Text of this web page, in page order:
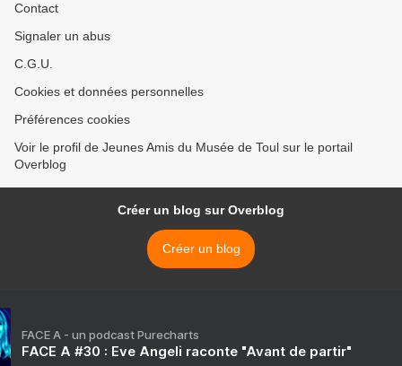
Contact
Signaler un abus
C.G.U.
Cookies et données personnelles
Préférences cookies
Voir le profil de Jeunes Amis du Musée de Toul sur le portail
Overblog
Créer un blog sur Overblog
Créer un blog
FACE A - un podcast Purecharts
FACE A #30 : Eve Angeli raconte "Avant de partir"